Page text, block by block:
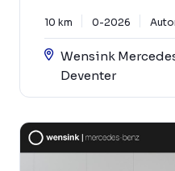
10 km 0-2026
Wensink
Deventer